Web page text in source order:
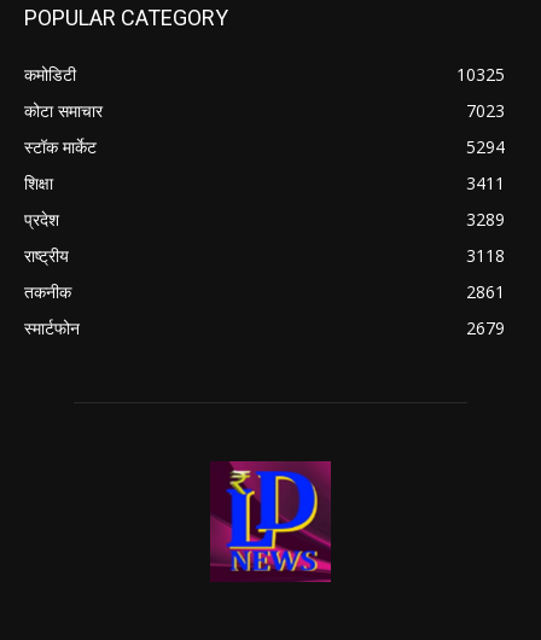
POPULAR CATEGORY
कमोडिटी
10325
कोटा समाचार
7023
स्टॉक मार्केट
5294
शिक्षा
3411
प्रदेश
3289
राष्ट्रीय
3118
तकनीक
2861
स्मार्टफोन
2679